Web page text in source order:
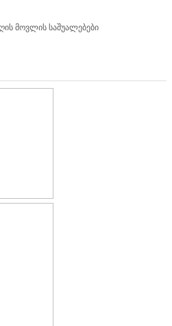
მოვლის საშუალებები